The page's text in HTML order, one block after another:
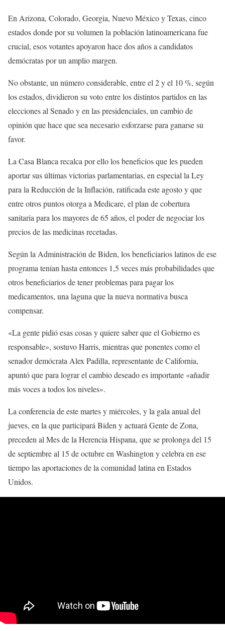
En Arizona, Colorado, Georgia, Nuevo México y Texas, cinco
estados donde por su volumen la población latinoamericana fue
crucial, esos votantes apoyaron hace dos años a candidatos
demócratas por un amplio margen.
No obstante, un número considerable, entre el 2 y el 10 %, según
los estados, dividieron su voto entre los distintos partidos en las
elecciones al Senado y en las presidenciales, un cambio de
opinión que hace que sea necesario esforzarse para ganarse su
favor.
La Casa Blanca recalca por ello los beneficios que les pueden
aportar sus últimas victorias parlamentarias, en especial la Ley
para la Reducción de la Inflación, ratificada este agosto y que
entre otros puntos otorga a Medicare, el plan de cobertura
sanitaria para los mayores de 65 años, el poder de negociar los
precios de las medicinas recetadas.
Según la Administración de Biden, los beneficiarios latinos de ese
programa tenían hasta entonces 1,5 veces más probabilidades que
otros beneficiarios de tener problemas para pagar los
medicamentos, una laguna que la nueva normativa busca
compensar.
«La gente pidió esas cosas y quiere saber que el Gobierno es
responsable», sostuvo Harris, mientras que ponentes como el
senador demócrata Alex Padilla, representante de California,
apuntó que para lograr el cambio deseado es importante «añadir
más voces a todos los niveles».
La conferencia de este martes y miércoles, y la gala anual del
jueves, en la que participará Biden y actuará Gente de Zona,
preceden al Mes de la Herencia Hispana, que se prolonga del 15
de septiembre al 15 de octubre en Washington y celebra en ese
tiempo las aportaciones de la comunidad latina en Estados
Unidos.